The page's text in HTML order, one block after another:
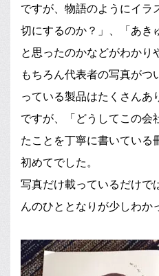
ですが、物語のようにイラ
切にするのか？」、「あき
と思ったのかなどがわかり
もちろん代表者の写真がつ
っている製品はたくさんあ
ですが、「どうしてこの会
たことを丁寧に書いている
初めてでした。
写真だけ載っているだけで
んのひととなりが少しわか